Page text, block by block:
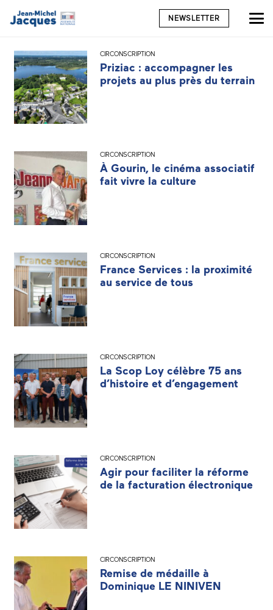
NEWSLETTER
CIRCONSCRIPTION
Priziac : accompagner les
projets au plus près du terrain
CIRCONSCRIPTION
À Gourin, le cinéma associatif
fait vivre la culture
CIRCONSCRIPTION
France Services : la proximité
au service de tous
CIRCONSCRIPTION
La Scop Loy célèbre 75 ans
d’histoire et d’engagement
CIRCONSCRIPTION
Agir pour faciliter la réforme
de la facturation électronique
CIRCONSCRIPTION
Remise de médaille à
Dominique LE NINIVEN